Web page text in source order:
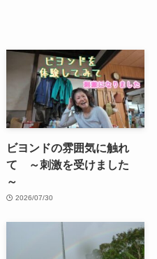
ビヨンドの雰囲気に触れ
て ～刺激を受けました
～
2026/07/30